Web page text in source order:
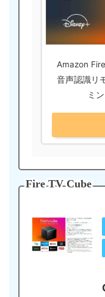
Amazon
音声認識リ
ミ
Fire TV Cube